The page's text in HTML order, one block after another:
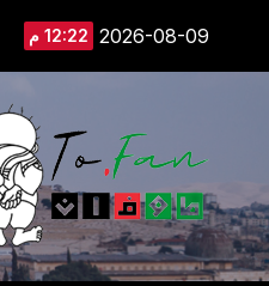
2026-08-09 12:22 م